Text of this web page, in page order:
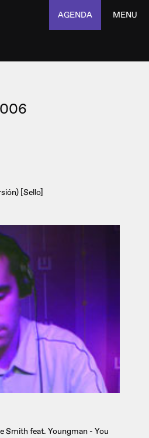
AGENDA MENU
[Sello]
Smith feat. Youngman - You